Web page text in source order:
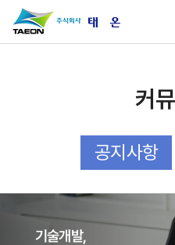
커
공지사항
기술개발,